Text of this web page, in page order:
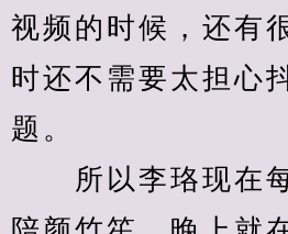
视频的时候，还有
时还不需要太担心
题。
所以李珞现在每